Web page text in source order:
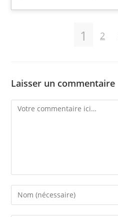
1 2
Laisser un commentaire